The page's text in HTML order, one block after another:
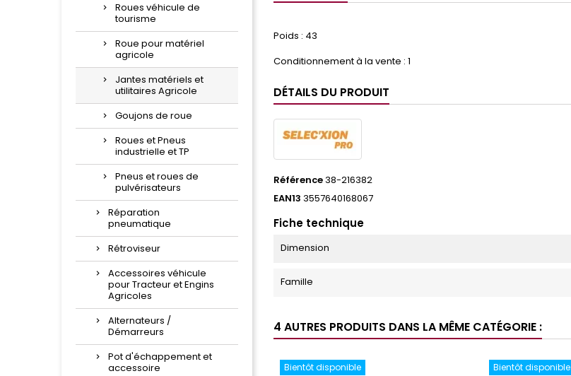
Roues véhicule de
tourisme
Roue pour matériel
agricole
Jantes matériels et
utilitaires Agricole
Goujons de roue
Roues et Pneus
industrielle et TP
Pneus et roues de
pulvérisateurs
Réparation
pneumatique
Rétroviseur
Accessoires véhicule
pour Tracteur et Engins
Agricoles
Alternateurs /
Démarreurs
Pot d'échappement et
accessoire
Poids : 43
Conditionnement à la vente : 1
DÉTAILS DU PRODUIT
Référence38-216382
EAN13 3557640168067
Fiche technique
Dimension
Famille
4 AUTRES PRODUITS DANS LA MÊME CATÉGORIE :
Bientôt disponible Bientôt disponible